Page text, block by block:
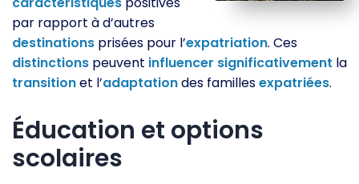
par rapport à d’autres
destinations prisées pour l’expatriation. Ces
distinctions peuvent influencer significativement la
transitionet l’adaptationdes famillesexpatriées.
Éducation et options
scolaires